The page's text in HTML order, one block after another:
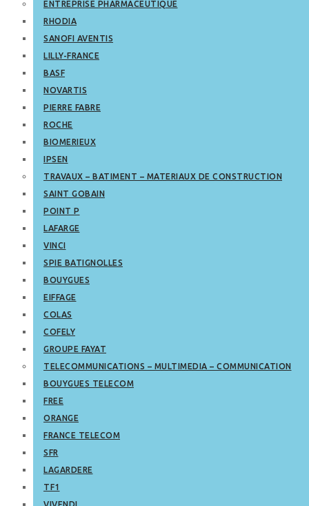
ENTREPRISE PHARMACEUTIQUE
RHODIA
SANOFI AVENTIS
LILLY-FRANCE
BASF
NOVARTIS
PIERRE FABRE
ROCHE
BIOMERIEUX
IPSEN
TRAVAUX – BATIMENT – MATERIAUX DE CONSTRUCTION
SAINT GOBAIN
POINT P
LAFARGE
VINCI
SPIE BATIGNOLLES
BOUYGUES
EIFFAGE
COLAS
COFELY
GROUPE FAYAT
TELECOMMUNICATIONS – MULTIMEDIA – COMMUNICATION
BOUYGUES TELECOM
FREE
ORANGE
FRANCE TELECOM
SFR
LAGARDERE
TF1